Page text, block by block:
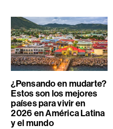
¿Pensando en mudarte?
Estos son los mejores
países para vivir en
2026 en América Latina
y el mundo